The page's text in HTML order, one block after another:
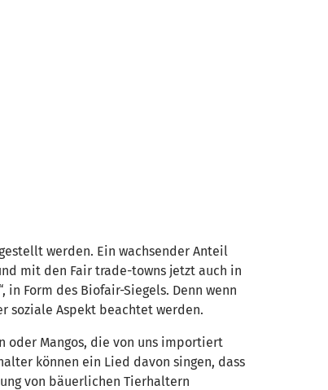
werden. Ein wachsender Anteil
mit den Fair trade-towns jetzt auch in
Form des Biofair-Siegels. Denn wenn
soziale Aspekt beachtet werden.
oder Mangos, die von uns importiert
können ein Lied davon singen, dass
von bäuerlichen Tierhaltern